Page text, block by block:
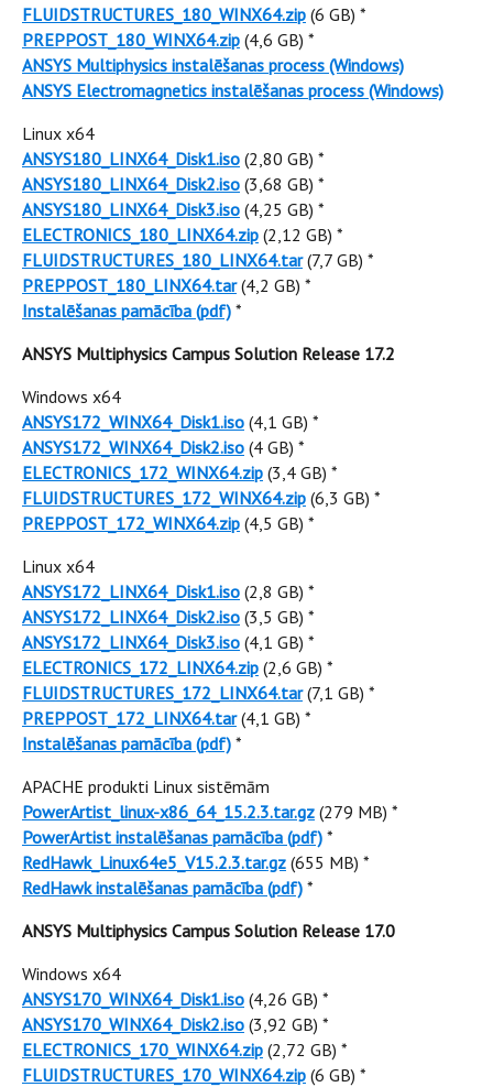
FLUIDSTRUCTURES_180_WINX64.zip (6 GB) *
PREPPOST_180_WINX64.zip (4,6 GB) *
ANSYS Multiphysics instalēšanas process (Windows)
ANSYS Electromagnetics instalēšanas process (Windows)
Linux x64
ANSYS180_LINX64_Disk1.iso (2,80 GB) *
ANSYS180_LINX64_Disk2.iso (3,68 GB) *
ANSYS180_LINX64_Disk3.iso (4,25 GB) *
ELECTRONICS_180_LINX64.zip (2,12 GB) *
FLUIDSTRUCTURES_180_LINX64.tar(7,7 GB) *
PREPPOST_180_LINX64.tar(4,2 GB) *
Instalēšanas pamācība (pdf) *
ANSYS Multiphysics Campus Solution Release 17.2
Windows x64
ANSYS172_WINX64_Disk1.iso (4,1 GB) *
ANSYS172_WINX64_Disk2.iso (4 GB) *
ELECTRONICS_172_WINX64.zip (3,4 GB) *
FLUIDSTRUCTURES_172_WINX64.zip (6,3 GB) *
PREPPOST_172_WINX64.zip (4,5 GB) *
Linux x64
ANSYS172_LINX64_Disk1.iso (2,8 GB) *
ANSYS172_LINX64_Disk2.iso (3,5 GB) *
ANSYS172_LINX64_Disk3.iso (4,1 GB) *
ELECTRONICS_172_LINX64.zip (2,6 GB) *
FLUIDSTRUCTURES_172_LINX64.tar(7,1 GB) *
PREPPOST_172_LINX64.tar(4,1 GB) *
Instalēšanas pamācība (pdf) *
APACHE produkti Linux sistēmām
PowerArtist_linux-x86_64_15.2.3.tar.gz (279 MB) *
PowerArtist instalēšanas pamācība (pdf) *
RedHawk_Linux64e5_V15.2.3.tar.gz (655 MB) *
RedHawk instalēšanas pamācība (pdf) *
ANSYS Multiphysics Campus Solution Release 17.0
Windows x64
ANSYS170_WINX64_Disk1.iso (4,26 GB) *
ANSYS170_WINX64_Disk2.iso (3,92 GB) *
ELECTRONICS_170_WINX64.zip (2,72 GB) *
FLUIDSTRUCTURES_170_WINX64.zip (6 GB) *